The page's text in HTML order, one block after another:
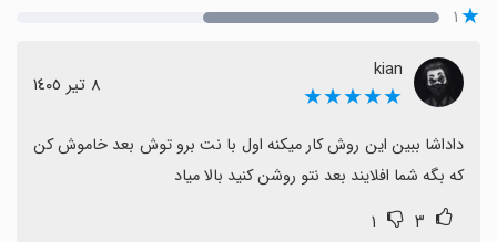
۱
kian
★★★★★ ٨ تیر ١٤٠٥
که بگه شما افلایند بعد نتو روشن کنید بالا میاد
۳ ۱